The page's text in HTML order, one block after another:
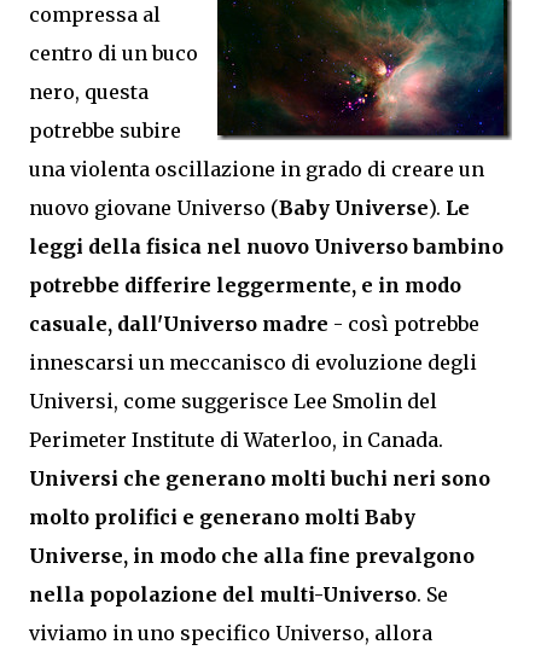
compressa al
centro di un buco
nero, questa
potrebbe subire
una violenta oscillazione in grado di creare un
nuovo giovane Universo (Baby Universe). Le
leggi della fisica nel nuovo Universo bambino
potrebbe differire leggermente, e in modo
casuale, dall'Universo madre - così potrebbe
innescarsi un meccanisco di evoluzione degli
Universi, come suggerisce Lee Smolin del
Perimeter Institute di Waterloo, in Canada.
Universi che generano molti buchi neri sono
molto prolifici e generano molti Baby
Universe, in modo che alla fine prevalgono
nella popolazione del multi-Universo. Se
viviamo in uno specifico Universo, allora